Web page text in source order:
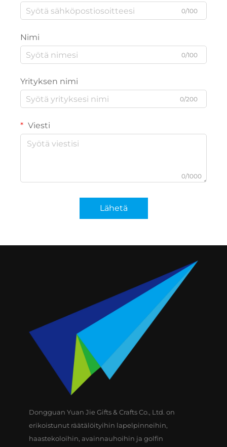
0/100
Nimi
0/100
Yrityksen nimi
0/200
Viesti
0/1000
Lähetä
Dongguan Yuan Jie Gifts & Crafts Co., Ltd. on
erikoistunut räätälöityihin lapelpinneihin,
haastekoloihin, avainnauhoihin ja golfin